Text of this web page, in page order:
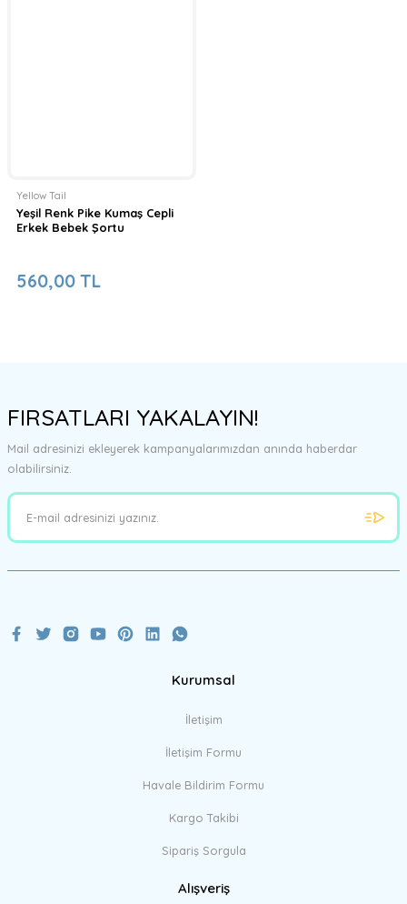
Yellow Tail
Yeşil Renk Pike Kumaş Cepli
Erkek Bebek Şortu
560,00 TL
FIRSATLARI YAKALAYIN!
Mail adresinizi ekleyerek kampanyalarımızdan anında haberdar
olabilirsiniz.
Kurumsal
İletişim
İletişim Formu
Havale Bildirim Formu
Kargo Takibi
Sipariş Sorgula
Alışveriş